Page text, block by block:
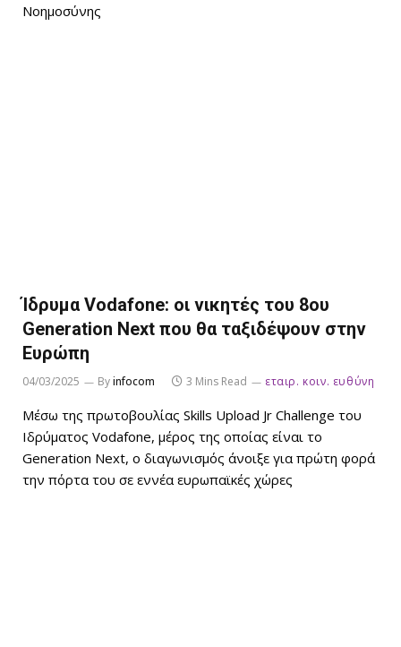
Νοημοσύνης
Ίδρυμα Vodafone: οι νικητές του 8ου
Generation Next που θα ταξιδέψουν στην
Ευρώπη
04/03/2025 Byinfocom 3 Mins Read εταιρ. κοιν. ευθύνη
Μέσω της πρωτοβουλίας Skills Upload Jr Challenge του
Ιδρύματος Vodafone, μέρος της οποίας είναι το
Generation Next, ο διαγωνισμός άνοιξε για πρώτη φορά
την πόρτα του σε εννέα ευρωπαϊκές χώρες